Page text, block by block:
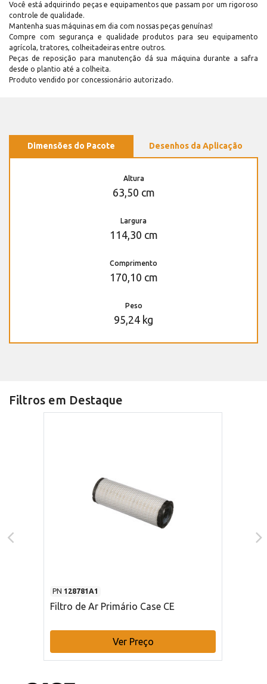
Você está adquirindo peças e equipamentos que passam por um rigoroso
controle de qualidade.
Mantenha suas máquinas em dia com nossas peças genuínas!
Compre com segurança e qualidade produtos para seu equipamento
agrícola, tratores, colheitadeiras entre outros.
Peças de reposição para manutenção dá sua máquina durante a safra
desde o plantio até a colheita.
Produto vendido por concessionário autorizado.
Dimensões do Pacote Desenhos da Aplicação
Altura
63,50 cm
Largura
114,30 cm
Comprimento
170,10 cm
Peso
95,24 kg
Filtros em Destaque
PN 128781A1
Filtro de Ar Primário Case CE
Ver Preço